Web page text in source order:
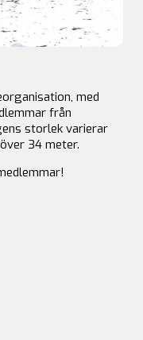
med
från
storlek varierar
34 meter.